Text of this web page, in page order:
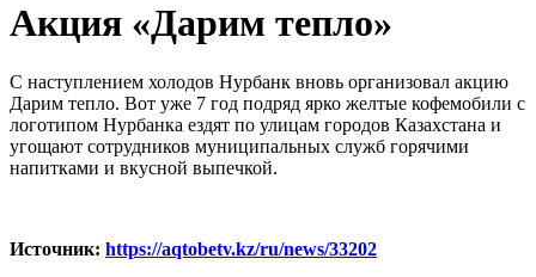
Акция «Дарим тепло»
С наступлением холодов Нурбанк вновь организовал акцию
Дарим тепло. Вот уже 7 год подряд ярко желтые кофемобили с
логотипом Нурбанка ездят по улицам городов Казахстана и
угощают сотрудников муниципальных служб горячими
напитками и вкусной выпечкой.
Источник: https://aqtobetv.kz/ru/news/33202